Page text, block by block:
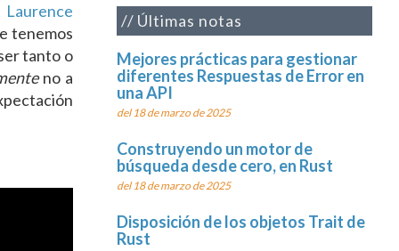
Laurence
tenemos
tanto o
no a
Últimas notas
Mejores prácticas para gestionar
diferentes Respuestas de Error en
una API
del 18 de marzo de 2025
Construyendo un motor de
búsqueda desde cero, en Rust
del 18 de marzo de 2025
Disposición de los objetos Trait de
Rust